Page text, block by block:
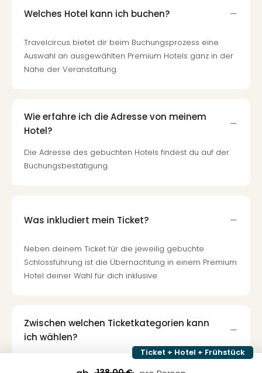
Welches Hotel kann ich buchen?
Travelcircus bietet dir beim Buchungsprozess eine
Auswahl an ausgewählten Premium Hotels ganz in der
Nähe der Veranstaltung.
Wie erfahre ich die Adresse von meinem
Hotel?
Die Adresse des gebuchten Hotels findest du auf der
Buchungsbestätigung.
Was inkludiert mein Ticket?
Neben deinem Ticket für die jeweilig gebuchte
Schlossführung ist die Übernachtung in einem Premium
Hotel deiner Wahl für dich inklusive.
Zwischen welchen Ticketkategorien kann
ich wählen?
Du kannst zwischen dem Ticket für das Schloss
Ticket + Hotel + Frühstück